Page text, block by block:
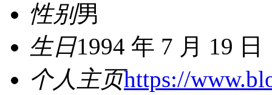
性别男
生日1994 年 7 月 19 日
个人主页https://